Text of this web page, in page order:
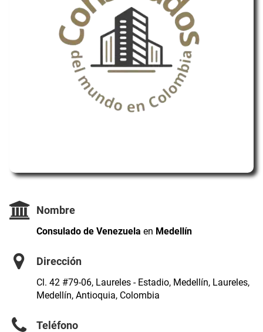
Nombre
Consulado de Venezuela en Medellín
Dirección
Cl. 42 #79-06, Laureles - Estadio, Medellín, Laureles,
Medellín, Antioquia, Colombia
Teléfono